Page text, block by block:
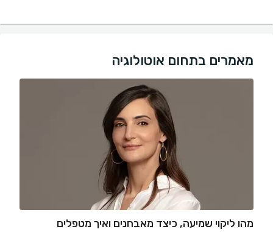
מאמרים בתחום אוטולוגיה
מהו ליקוי שמיעה, כיצד מאבחנים ואיך מטפלים